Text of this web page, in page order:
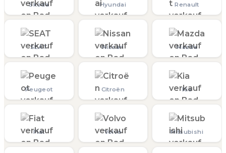
Skoda Hyundai Renault
SEAT Nissan Mazda
Peugeot Citroën Kia
Fiat Volvo Mitsubishi